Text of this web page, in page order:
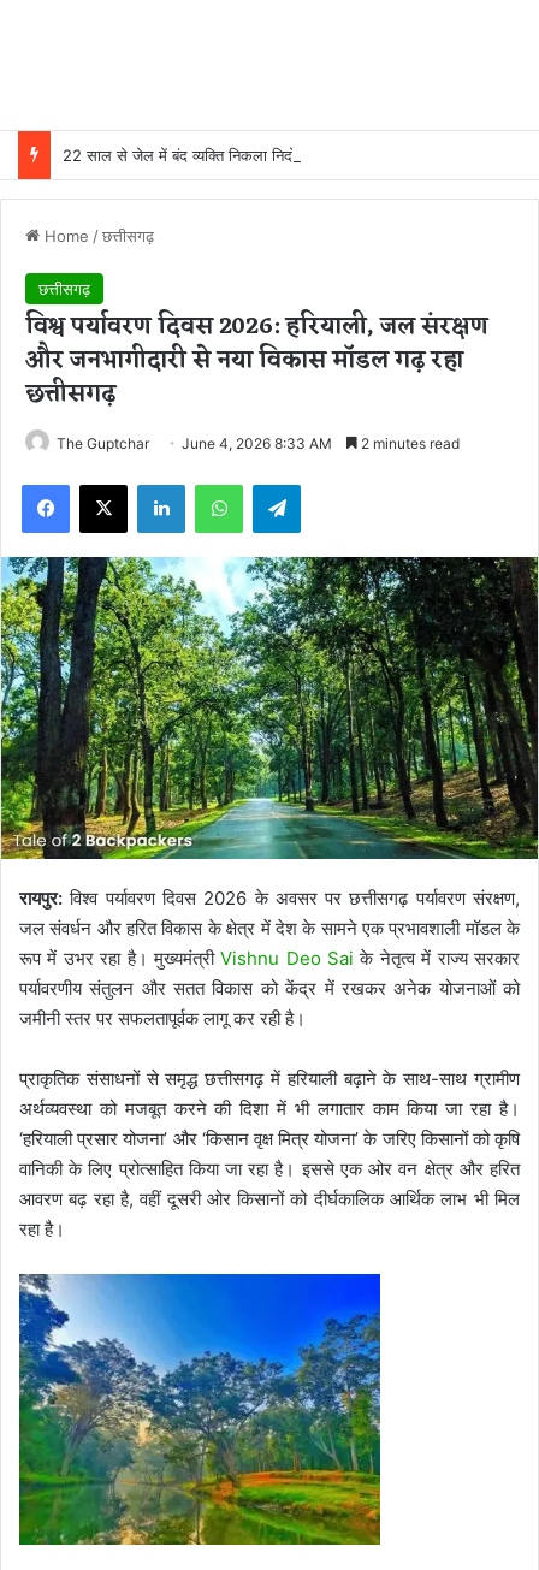
Home /छत्तीसगढ़
छत्तीसगढ़
विश्व पर्यावरण दिवस 2026: हरियाली, जल संरक्षण
और जनभागीदारी से नया विकास मॉडल गढ़ रहा
छत्तीसगढ़
The Guptchar June 4, 2026 8:33 AM 2 minutes read
रायपुर:विश्व पर्यावरण दिवस 2026 के अवसर पर छत्तीसगढ़ पर्यावरण संरक्षण,
जल संवर्धन और हरित विकास के क्षेत्र में देश के सामने एक प्रभावशाली मॉडल के
रूप में उभर रहा है। मुख्यमंत्रीVishnu Deo Sai के नेतृत्व में राज्य सरकार
पर्यावरणीय संतुलन और सतत विकास को केंद्र में रखकर अनेक योजनाओं को
जमीनी स्तर पर सफलतापूर्वक लागू कर रही है।
प्राकृतिक संसाधनों से समृद्ध छत्तीसगढ़ में हरियाली बढ़ाने के साथ-साथ ग्रामीण
अर्थव्यवस्था को मजबूत करने की दिशा में भी लगातार काम किया जा रहा है।
‘हरियाली प्रसार योजना’ और ‘किसान वृक्ष मित्र योजना’ के जरिए किसानों को कृषि
वानिकी के लिए प्रोत्साहित किया जा रहा है। इससे एक ओर वन क्षेत्र और हरित
आवरण बढ़ रहा है, वहीं दूसरी ओर किसानों को दीर्घकालिक आर्थिक लाभ भी मिल
रहा है।